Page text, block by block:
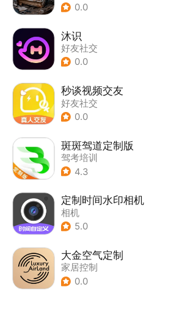
0.0
沐识
好友社交
0.0
秒谈视频交友
好友社交
0.0
斑斑驾道定制版
驾考培训
4.3
定制时间水印相机
相机
5.0
大金空气定制
家居控制
0.0